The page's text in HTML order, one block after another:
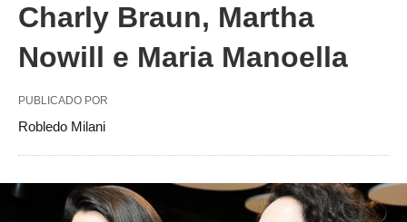
Charly Braun, Martha
Nowill e Maria Manoella
PUBLICADO POR
Robledo Milani